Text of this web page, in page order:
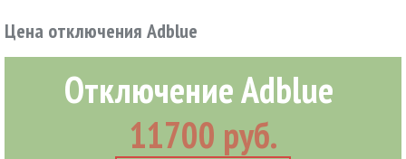
Цена отключения Adblue
Отключение Adblue
11700 руб.